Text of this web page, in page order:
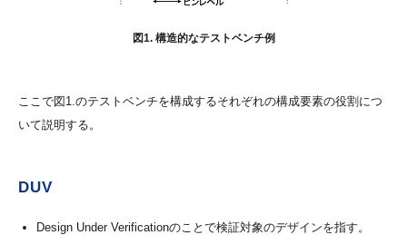
図1. 構造的なテストベンチ例
ここで図1.のテストベンチを構成するそれぞれの構成要素の役割につ
いて説明する。
DUV
Design Under Verificationのことで検証対象のデザインを指す。